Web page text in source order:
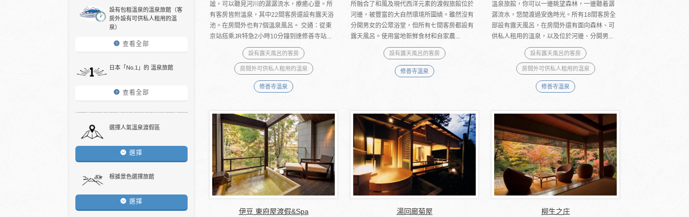
設有包租溫泉的溫泉旅館（客
房外設有可供私人租用的溫
泉）
查看全部
日本「No.1」的 溫泉旅館
查看全部
選擇人氣溫泉渡假區
選擇
根據景色選擇旅館
選擇
謐，可以聽見河川的潺潺流水，療癒心靈。所
有客房皆附溫泉，其中22間客房還設有露天浴
池。在房間外也有7個溫泉風呂。 交通：從東
京站搭乘JR特急2小時10分鐘到達修善寺站...
設有露天風呂的客房
房間外可供私人租用的溫泉
修善寺溫泉
所融合了和風及現代西洋元素的渡假旅館位於
河邊，被豐富的大自然環境所圍繞。雖然沒有
分開男女的公眾浴堂，但所有七間客房都設有
露天風呂。使用當地新鮮食材和自家農...
設有露天風呂的客房
修善寺溫泉
溫泉旅館，你可以一邊眺望森林，一邊聽着潺
潺流水，悠閒渡過安逸時光。所有18間客房全
部設有露天風呂，在房間外還有面向森林、可
供私人租用的溫泉，以及位於河邊、分開男...
設有露天風呂的客房
房間外可供私人租用的溫泉
修善寺溫泉
伊豆 東府屋渡假&Spa 湯回廊菊屋 柳生之庄